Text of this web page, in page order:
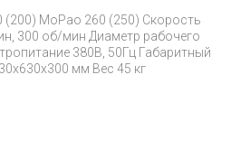
MoPao 260 (250) Скорость
300 об/мин Диаметр рабочего
380В, 50Гц Габаритный
мм Вес 45 кг